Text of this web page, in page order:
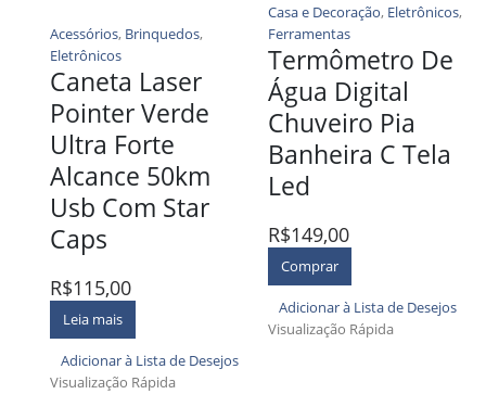
Acessórios, Brinquedos,
Eletrônicos
Caneta Laser
Pointer Verde
Ultra Forte
Alcance 50km
Usb Com Star
Caps
R$115,00
Leia mais
Adicionar à Lista de Desejos
Visualização Rápida
Casa e Decoração, Eletrônicos,
Ferramentas
Termômetro De
Água Digital
Chuveiro Pia
Banheira C Tela
Led
R$149,00
Comprar
Adicionar à Lista de Desejos
Visualização Rápida